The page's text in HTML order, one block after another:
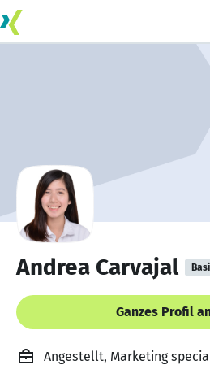
Andrea Carvajal
Ganzes Profil
Angestellt, Marketing